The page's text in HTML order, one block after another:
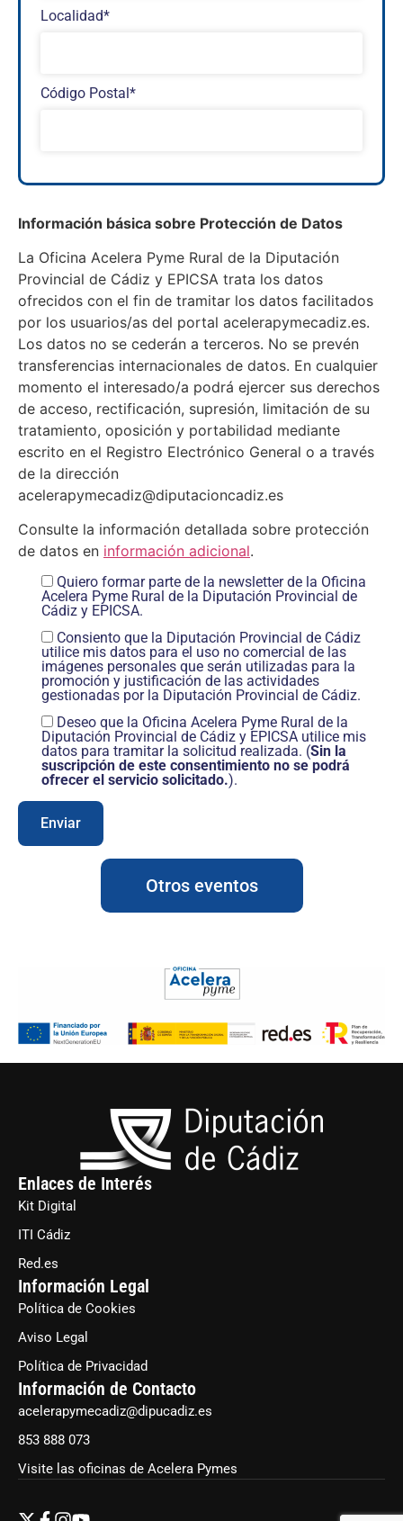
Localidad*
Código Postal*
Información básica sobre Protección de Datos
La Oficina Acelera Pyme Rural de la Diputación
Provincial de Cádiz y EPICSA trata los datos
ofrecidos con el fin de tramitar los datos facilitados
por los usuarios/as del portal acelerapymecadiz.es.
Los datos no se cederán a terceros. No se prevén
transferencias internacionales de datos. En cualquier
momento el interesado/a podrá ejercer sus derechos
de acceso, rectificación, supresión, limitación de su
tratamiento, oposición y portabilidad mediante
escrito en el Registro Electrónico General o a través
de la dirección
acelerapymecadiz@diputacioncadiz.es
Consulte la información detallada sobre protección
de datos en información adicional.
Quiero formar parte de la newsletter de la Oficina
Acelera Pyme Rural de la Diputación Provincial de
Cádiz y EPICSA.
Consiento que la Diputación Provincial de Cádiz
utilice mis datos para el uso no comercial de las
imágenes personales que serán utilizadas para la
promoción y justificación de las actividades
gestionadas por la Diputación Provincial de Cádiz.
Deseo que la Oficina Acelera Pyme Rural de la
Diputación Provincial de Cádiz y EPICSA utilice mis
datos para tramitar la solicitud realizada. (Sin la
suscripción de este consentimiento no se podrá
ofrecer el servicio solicitado.).
Otros eventos
Enlaces de Interés
Kit Digital
ITI Cádiz
Red.es
Información Legal
Política de Cookies
Aviso Legal
Política de Privacidad
Información de Contacto
acelerapymecadiz@dipucadiz.es
853 888 073
Visite las oficinas de Acelera Pymes